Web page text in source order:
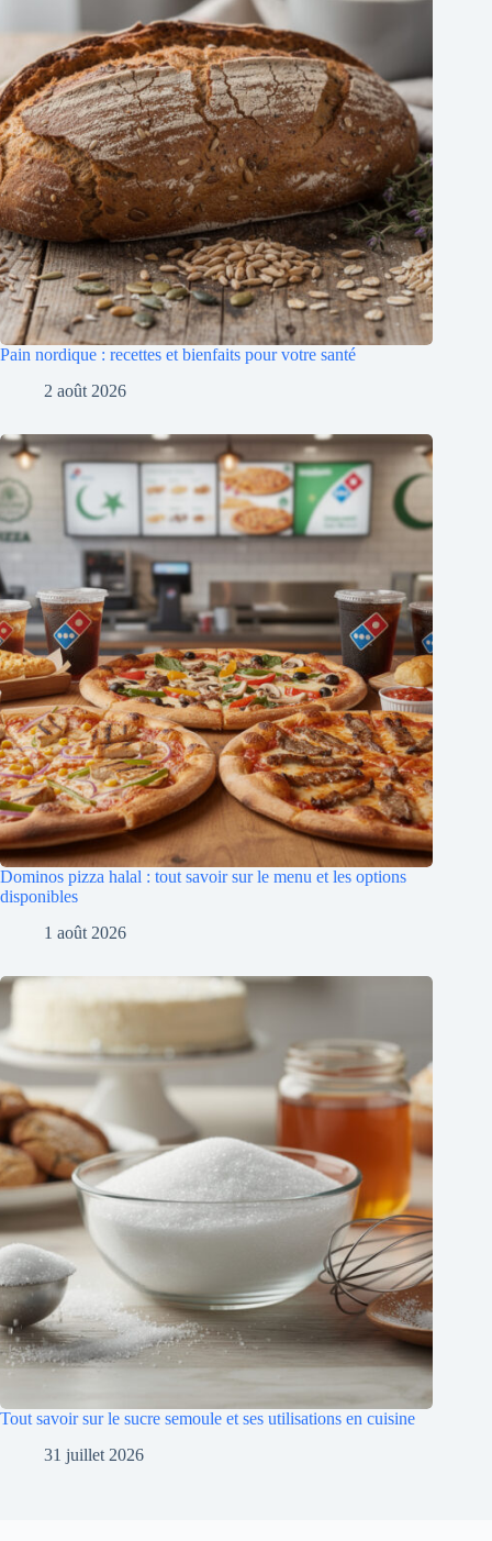
Pain nordique : recettes et bienfaits pour votre santé
2 août 2026
Dominos pizza halal : tout savoir sur le menu et les options
disponibles
1 août 2026
Tout savoir sur le sucre semoule et ses utilisations en cuisine
31 juillet 2026